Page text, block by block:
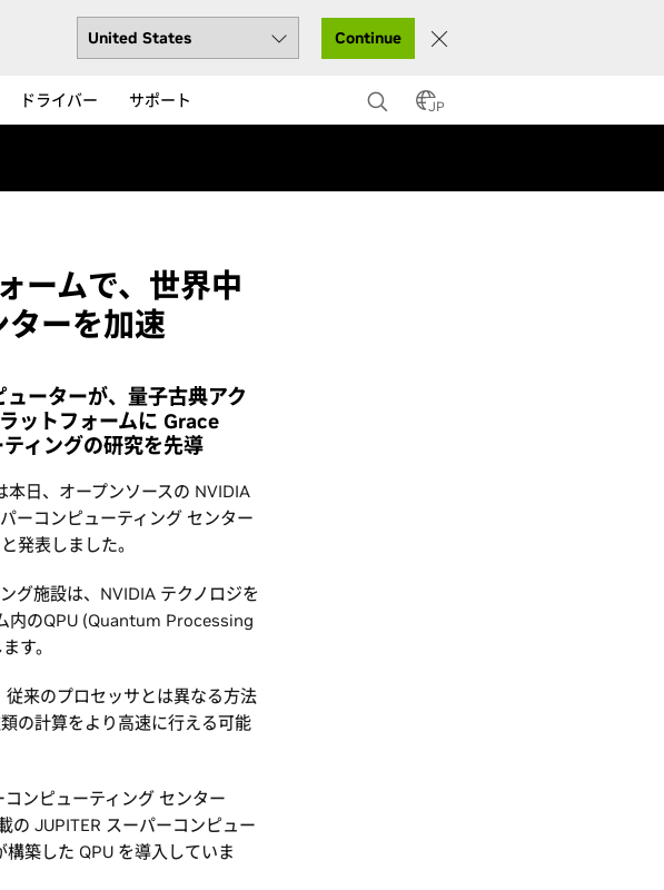
Continue
ドライバー サポート JP
ームで、世界中
ターを加速
ーターが、量子古典アク
ットフォームに Grace
ィングの研究を先導
日、オープンソースの NVIDIA
ーコンピューティング センター
発表しました。
グ施設は、NVIDIA テクノロジを
内のQPU (Quantum Processing
す。
来のプロセッサとは異なる方法
の計算をより高速に行える可能
ンピューティング センター
JUPITER スーパーコンピュー
築した QPU を導入していま